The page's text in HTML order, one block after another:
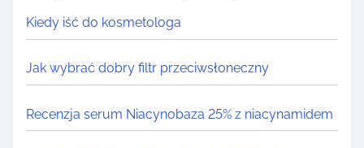
Kiedy iść do kosmetologa
Jak wybrać dobry filtr przeciwsłoneczny
Recenzja serum Niacynobaza 25% z niacynamidem